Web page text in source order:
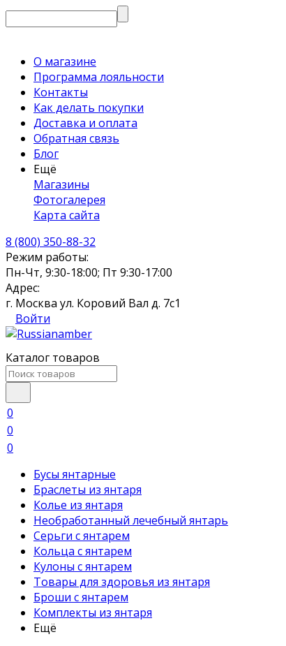
О магазине
Программа лояльности
Контакты
Как делать покупки
Доставка и оплата
Обратная связь
Блог
Ещё
Магазины
Фотогалерея
Карта сайта
8 (800) 350-88-32
Режим работы:
Пн-Чт, 9:30-18:00; Пт 9:30-17:00
Адрес:
г. Москва ул. Коровий Вал д. 7с1
Войти
Каталог товаров
0
0
0
Бусы янтарные
Браслеты из янтаря
Колье из янтаря
Необработанный лечебный янтарь
Серьги с янтарем
Кольца с янтарем
Кулоны с янтарем
Товары для здоровья из янтаря
Броши с янтарем
Комплекты из янтаря
Ещё